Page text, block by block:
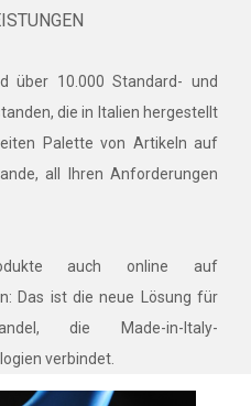
über 10.000 Standard- und
die in Italien hergestellt
Palette von Artikeln auf
all Ihren Anforderungen
auch online auf
Das ist die neue Lösung für
die Made-in-Italy-
verbindet.